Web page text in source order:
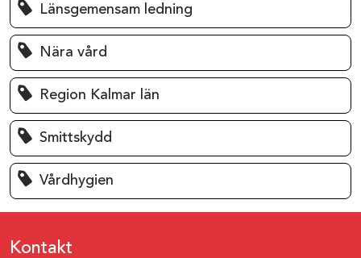
Länsgemensam ledning
Nära vård
Region Kalmar län
Smittskydd
Vårdhygien
Kontakt